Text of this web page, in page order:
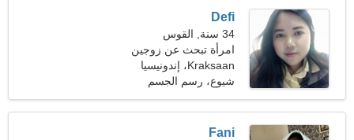
Defi
34 سنة, القوس
امرأة تبحث عن زوجين
Kraksaan، إندونيسيا
شيوع، رسم الجسم
Fani